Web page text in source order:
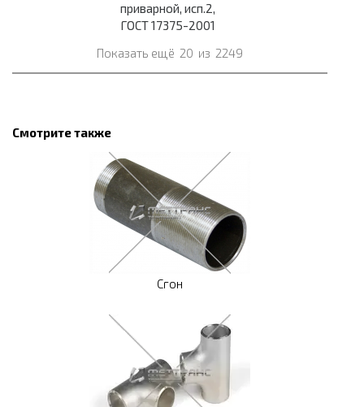
приварной, исп.2,
ГОСТ 17375-2001
Показать ещё 20 из 2249
Смотрите также
Сгон